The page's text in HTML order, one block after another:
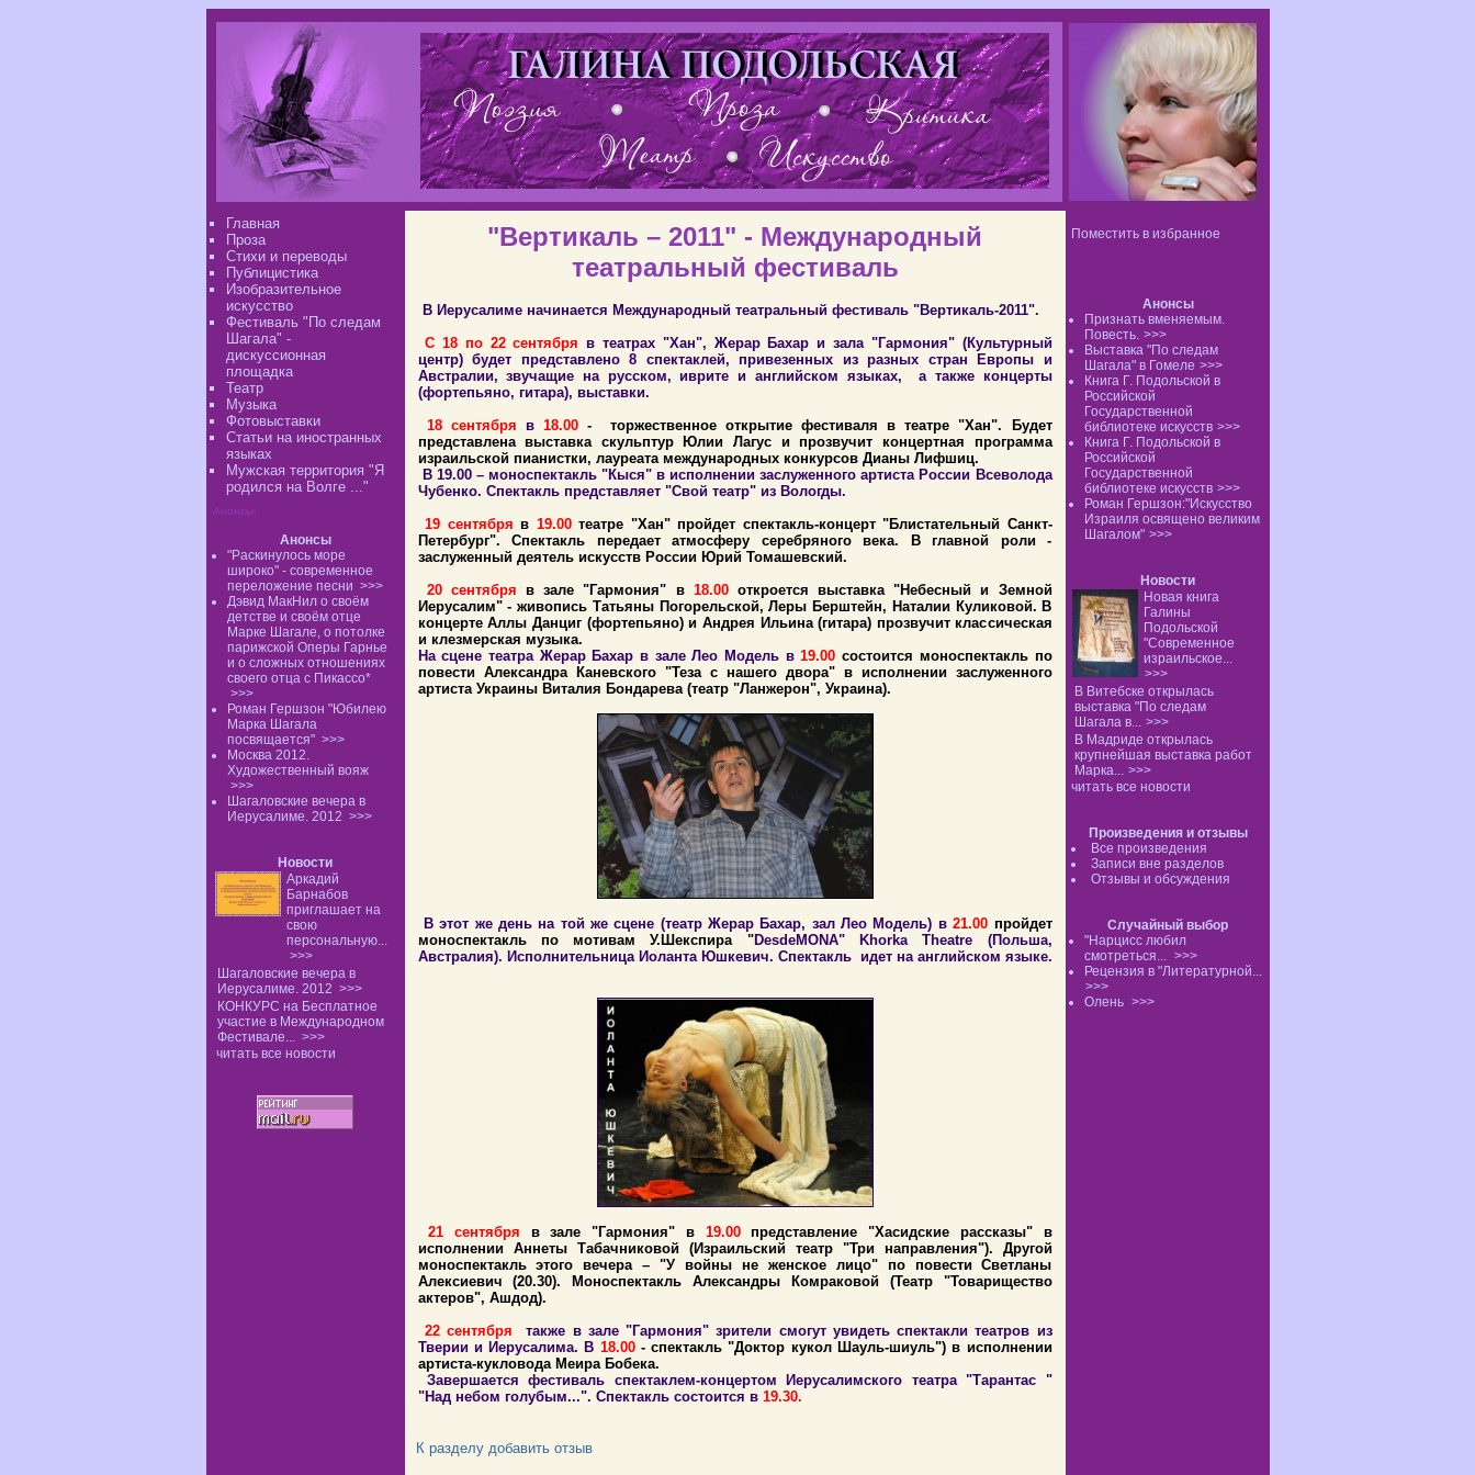
Поместить в избранное
Анонсы
Признать вменяемым.
Повесть. >>>
Выставка "По следам
Шагала" в Гомеле >>>
Книга Г. Подольской в
Российской
Государственной
библиотеке искусств >>>
Книга Г. Подольской в
Российской
Государственной
библиотеке искусств >>>
Роман Гершзон:"Искусство
Израиля освящено великим
Шагалом" >>>
Новости
Новая книга
Галины
Подольской
"Современное
израильское...
>>>
В Витебске открылась
выставка "По следам
Шагала в... >>>
В Мадриде открылась
крупнейшая выставка работ
Марка... >>>
читать все новости
Произведения и отзывы
Все произведения
Записи вне разделов
Отзывы и обсуждения
Случайный выбор
"Нарцисс любил
смотреться... >>>
Рецензия в "Литературной...
>>>
Олень >>>
Главная
Проза
Стихи и переводы
Публицистика
Изобразительное
искусство
Фестиваль "По следам
Шагала" -
дискуссионная
площадка
Театр
Музыка
Фотовыставки
Статьи на иностранных
языках
Мужская территория "Я
родился на Волге ..."
Анонсы:
Анонсы
"Раскинулось море
широко" - современное
переложение песни >>>
Дэвид МакНил о своём
детстве и своём отце
Марке Шагале, о потолке
парижской Оперы Гарнье
и о сложных отношениях
своего отца с Пикассо*
>>>
Роман Гершзон "Юбилею
Марка Шагала
посвящается" >>>
Москва 2012.
Художественный вояж
>>>
Шагаловские вечера в
Иерусалиме. 2012 >>>
Новости
Аркадий
Барнабов
приглашает на
свою
персональную...
>>>
Шагаловские вечера в
Иерусалиме. 2012 >>>
КОНКУРС на Бесплатное
участие в Международном
Фестивале... >>>
читать все новости
"Вертикаль – 2011" - Международный
театральный фестиваль
В Иерусалиме начинается Международный театральный фестиваль "Вертикаль-2011".
С 18 по 22 сентября в театрах "Хан", Жерар Бахар и зала "Гармония" (Культурный
центр) будет представлено 8 спектаклей, привезенных из разных стран Европы и
Австралии, звучащие на русском, иврите и английском языках, а также концерты
(фортепьяно, гитара), выставки.
18 сентября в18.00- торжественное открытие фестиваля в театре "Хан". Будет
представлена выставка скульптур Юлии Лагус и прозвучит концертная программа
израильской пианистки, лауреата международных конкурсов Дианы Лифшиц.
В 19.00 – моноспектакль "Кыся" в исполнении заслуженного артиста России Всеволода
Чубенко. Спектакль представляет "Свой театр" из Вологды.
19 сентября в 19.00 театре "Хан" пройдет спектакль-концерт "Блистательный Санкт-
Петербург". Спектакль передает атмосферу серебряного века. В главной роли -
заслуженный деятель искусств России Юрий Томашевский.
20 сентябряв зале "Гармония" в 18.00 откроется выставка "Небесный и Земной
Иерусалим" - живопись Татьяны Погорельской, Леры Берштейн, Наталии Куликовой. В
концерте Аллы Данциг (фортепьяно) и Андрея Ильина (гитара) прозвучит классическая
и клезмерская музыка.
На сцене театра Жерар Бахар в зале Лео Модель в19.00состоится моноспектакль по
повести Александра Каневского "Теза с нашего двора" в исполнении заслуженного
артиста Украины Виталия Бондарева (театр "Ланжерон", Украина).
В этот же день на той же сцене (театр Жерар Бахар, зал Лео Модель) в21.00 пройдет
моноспектакль по мотивам У.Шекспира "DesdeMONA" KhorkaTheatre (Польша,
Австралия). Исполнительница Иоланта Юшкевич. Спектакль идет на английском языке.
21 сентября в зале "Гармония" в 19.00
представление "Хасидские рассказы" в
исполнении Аннеты Табачниковой (Израильский театр "Три направления"). Другой
моноспектакль этого вечера – "У войны не женское лицо" по повести Светланы
Алексиевич (20.30). Моноспектакль Александры Комраковой (Театр "Товарищество
актеров", Ашдод).
22 сентября также в зале "Гармония" зрители смогут увидеть спектакли театров из
Тверии и Иерусалима. В 18.00- спектакль "Доктор кукол Шауль-шиуль") в исполнении
артиста-кукловода Меира Бобека.
Завершается фестиваль спектаклем-концертом Иерусалимского театра "Тарантас "
"Над небом голубым...". Спектакль состоится в 19.30.
К разделу добавить отзыв